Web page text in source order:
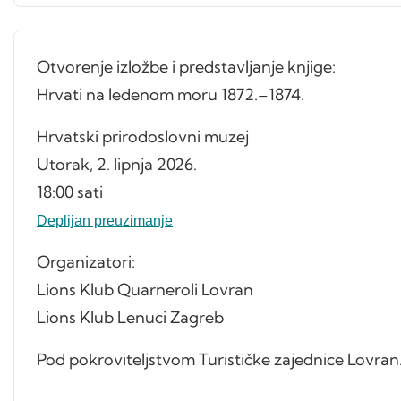
Otvorenje izložbe i predstavljanje knjige:
Hrvati na ledenom moru 1872.–1874.
Hrvatski prirodoslovni muzej
Utorak, 2. lipnja 2026.
18:00 sati
Deplijan preuzimanje
Organizatori:
Lions Klub Quarneroli Lovran
Lions Klub Lenuci Zagreb
Pod pokroviteljstvom Turističke zajednice